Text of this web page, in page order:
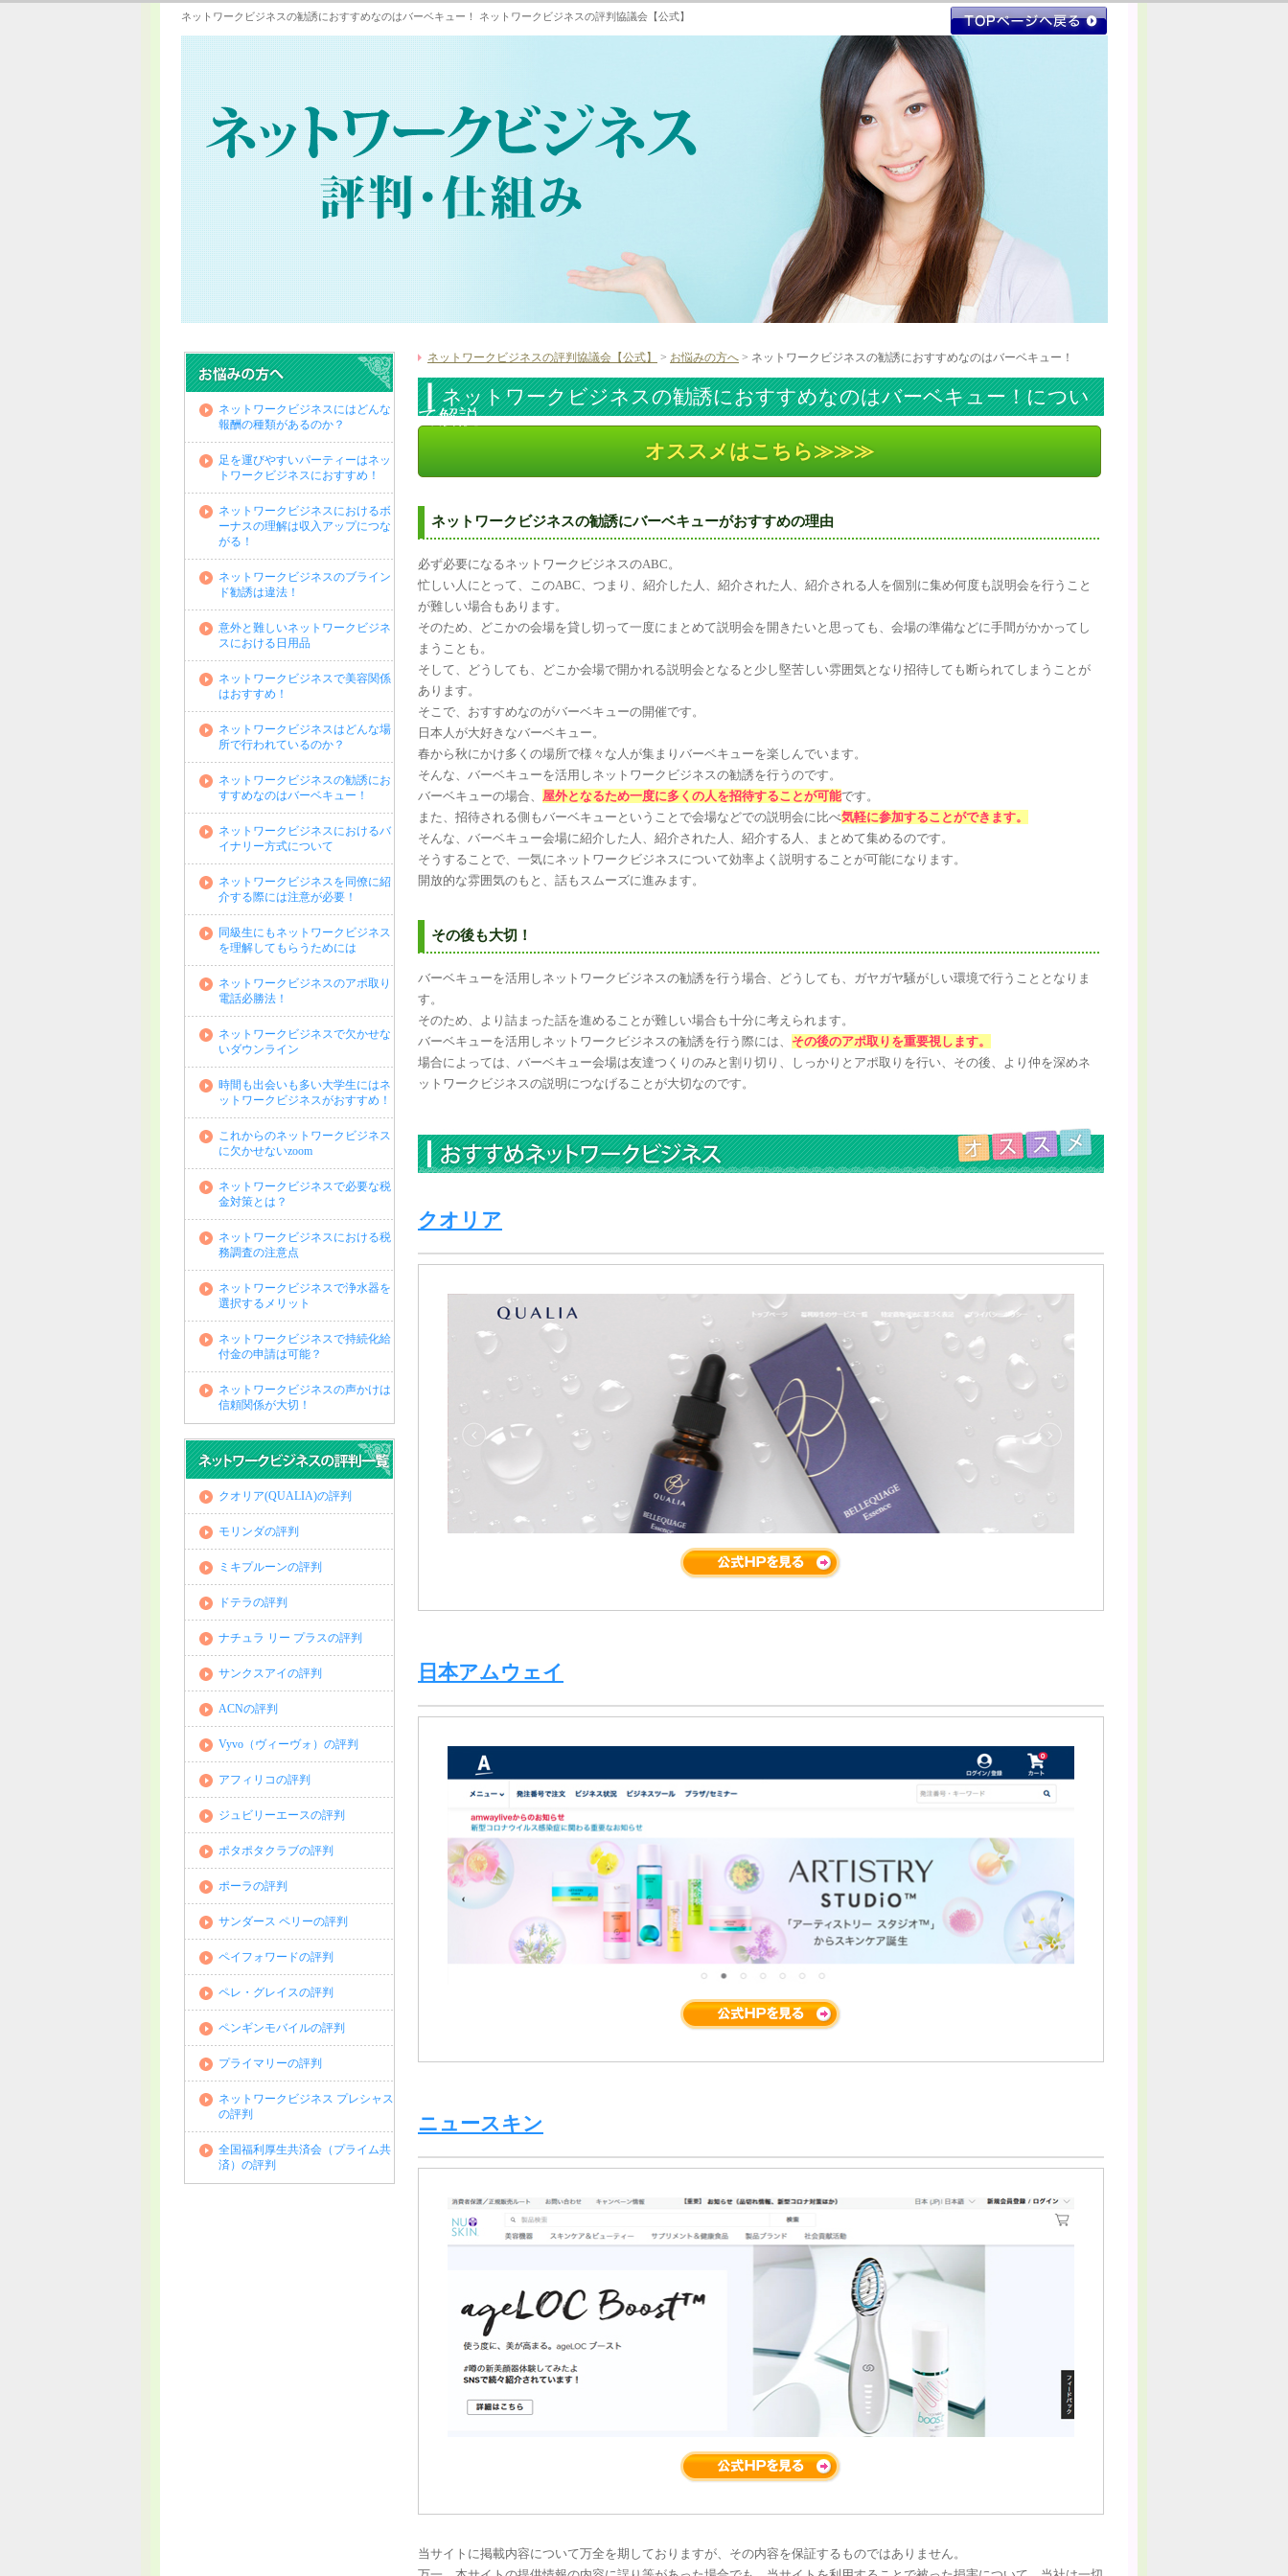
ネットワークビジネスの勧誘におすすめなのはバーベキュー！ ネットワークビジネスの評判協議会【公式】
ネットワークビジネスの評判協議会【公式】 > お悩みの方へ > ネットワークビジネスの勧誘におすすめなのはバーベキュー！
ネットワークビジネスの勧誘におすすめなのはバーベキュー！につい
て解説
オススメはこちら≫≫≫
ネットワークビジネスの勧誘にバーベキューがおすすめの理由
必ず必要になるネットワークビジネスのABC。
忙しい人にとって、このABC、つまり、紹介した人、紹介された人、紹介される人を個別に集め何度も説明会を行うこと
が難しい場合もあります。
そのため、どこかの会場を貸し切って一度にまとめて説明会を開きたいと思っても、会場の準備などに手間がかかってし
まうことも。
そして、どうしても、どこか会場で開かれる説明会となると少し堅苦しい雰囲気となり招待しても断られてしまうことが
あります。
そこで、おすすめなのがバーベキューの開催です。
日本人が大好きなバーベキュー。
春から秋にかけ多くの場所で様々な人が集まりバーベキューを楽しんでいます。
そんな、バーベキューを活用しネットワークビジネスの勧誘を行うのです。
バーベキューの場合、 屋外となるため一度に多くの人を招待することが可能です。
また、招待される側もバーベキューということで会場などでの説明会に比べ気軽に参加することができます。
そんな、バーベキュー会場に紹介した人、紹介された人、紹介する人、まとめて集めるのです。
そうすることで、一気にネットワークビジネスについて効率よく説明することが可能になります。
開放的な雰囲気のもと、話もスムーズに進みます。
その後も大切！
バーベキューを活用しネットワークビジネスの勧誘を行う場合、どうしても、ガヤガヤ騒がしい環境で行うこととなりま
す。
そのため、より詰まった話を進めることが難しい場合も十分に考えられます。
バーベキューを活用しネットワークビジネスの勧誘を行う際には、 その後のアポ取りを重要視します。
場合によっては、バーベキュー会場は友達つくりのみと割り切り、しっかりとアポ取りを行い、その後、より仲を深めネ
ットワークビジネスの説明につなげることが大切なのです。
クオリア
日本アムウェイ
ニュースキン
当サイトに掲載内容について万全を期しておりますが、その内容を保証するものではありません。
ネットワークビジネスにはどんな
報酬の種類があるのか？
足を運びやすいパーティーはネッ
トワークビジネスにおすすめ！
ネットワークビジネスにおけるボ
ーナスの理解は収入アップにつな
がる！
ネットワークビジネスのブライン
ド勧誘は違法！
意外と難しいネットワークビジネ
スにおける日用品
ネットワークビジネスで美容関係
はおすすめ！
ネットワークビジネスはどんな場
所で行われているのか？
ネットワークビジネスの勧誘にお
すすめなのはバーベキュー！
ネットワークビジネスにおけるバ
イナリー方式について
ネットワークビジネスを同僚に紹
介する際には注意が必要！
同級生にもネットワークビジネス
を理解してもらうためには
ネットワークビジネスのアポ取り
電話必勝法！
ネットワークビジネスで欠かせな
いダウンライン
時間も出会いも多い大学生にはネ
ットワークビジネスがおすすめ！
これからのネットワークビジネス
に欠かせないzoom
ネットワークビジネスで必要な税
金対策とは？
ネットワークビジネスにおける税
務調査の注意点
ネットワークビジネスで浄水器を
選択するメリット
ネットワークビジネスで持続化給
付金の申請は可能？
ネットワークビジネスの声かけは
信頼関係が大切！
クオリア(QUALIA)の評判
モリンダの評判
ミキプルーンの評判
ドテラの評判
ナチュラ リー プラスの評判
サンクスアイの評判
ACNの評判
Vyvo（ヴィーヴォ）の評判
アフィリコの評判
ジュビリーエースの評判
ポタポタクラブの評判
ポーラの評判
サンダース ペリーの評判
ペイフォワードの評判
ペレ・グレイスの評判
ペンギンモバイルの評判
プライマリーの評判
ネットワークビジネス プレシャス
の評判
全国福利厚生共済会（プライム共
済）の評判